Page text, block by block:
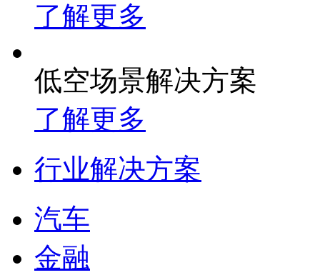
了解更多
低空场景解决方案
了解更多
行业解决方案
汽车
金融